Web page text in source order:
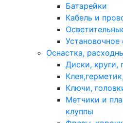
Батарейки
Кабель и
Установочное
Оснастка,
Диски, круги,
Ключи,
Метчики и
клуппы